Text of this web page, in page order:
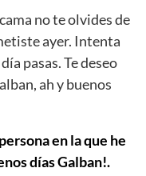
no te olvides de
ayer. Intenta
pasas. Te deseo
ah y buenos
en la que he
días Galban!.